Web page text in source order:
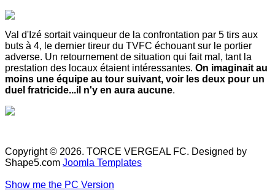
Val d'Izé sortait vainqueur de la confrontation par 5 tirs aux
buts à 4, le dernier tireur du TVFC échouant sur le portier
adverse. Un retournement de situation qui fait mal, tant la
prestation des locaux étaient intéressantes. On imaginait au
moins une équipe au tour suivant, voir les deux pour un
duel fratricide...il n'y en aura aucune.
Copyright © 2026. TORCE VERGEAL FC. Designed by
Shape5.com Joomla Templates
Show me the PC Version